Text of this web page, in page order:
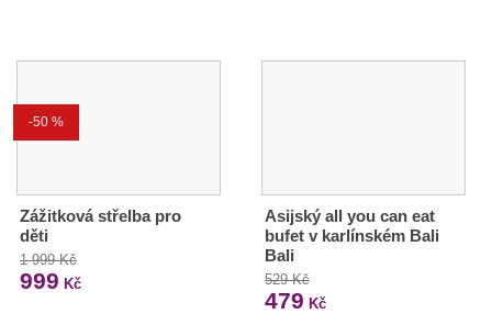
-50 %
Zážitková střelba pro
děti
1 999 Kč
999 Kč
Asijský all you can eat
bufet v karlínském Bali
Bali
529 Kč
479 Kč